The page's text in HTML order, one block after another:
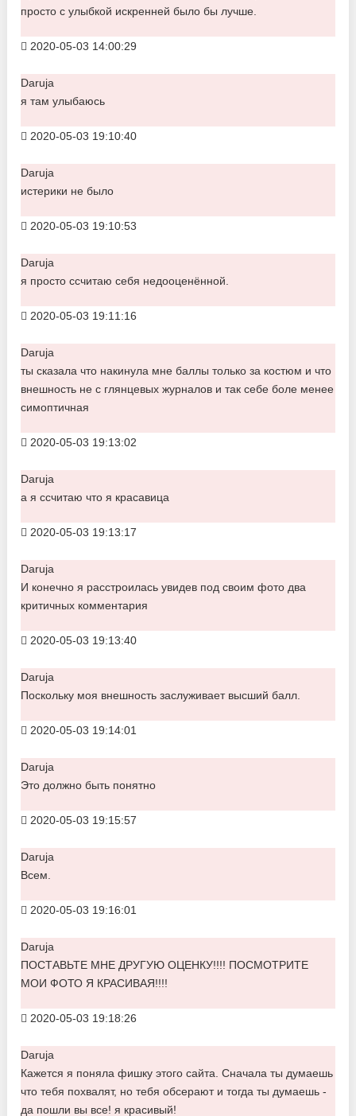
просто с улыбкой искренней было бы лучше.
2020-05-03 14:00:29
Daruja
я там улыбаюсь
2020-05-03 19:10:40
Daruja
истерики не было
2020-05-03 19:10:53
Daruja
я просто ссчитаю себя недооценённой.
2020-05-03 19:11:16
Daruja
ты сказала что накинула мне баллы только за костюм и что
внешность не с глянцевых журналов и так себе боле менее
симоптичная
2020-05-03 19:13:02
Daruja
а я ссчитаю что я красавица
2020-05-03 19:13:17
Daruja
И конечно я расстроилась увидев под своим фото два
критичных комментария
2020-05-03 19:13:40
Daruja
Поскольку моя внешность заслуживает высший балл.
2020-05-03 19:14:01
Daruja
Это должно быть понятно
2020-05-03 19:15:57
Daruja
Всем.
2020-05-03 19:16:01
Daruja
ПОСТАВЬТЕ МНЕ ДРУГУЮ ОЦЕНКУ!!!! ПОСМОТРИТЕ
МОИ ФОТО Я КРАСИВАЯ!!!!
2020-05-03 19:18:26
Daruja
Кажется я поняла фишку этого сайта. Сначала ты думаешь
что тебя похвалят, но тебя обсерают и тогда ты думаешь -
да пошли вы все! я красивый!